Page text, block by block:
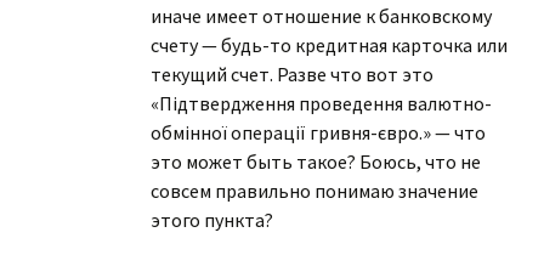
иначе имеет отношение к банковскому
счету — будь-то кредитная карточка или
текущий счет. Разве что вот это
«Підтвердження проведення валютно-
обмінної операції гривня-євро.» — что
это может быть такое? Боюсь, что не
совсем правильно понимаю значение
этого пункта?